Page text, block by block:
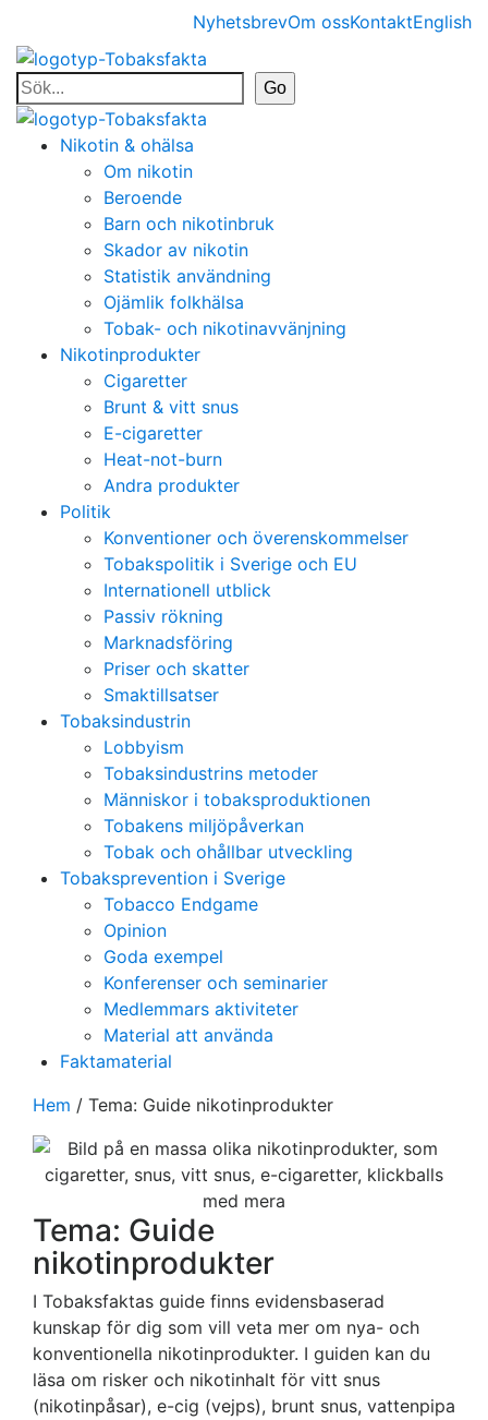
NyhetsbrevOm ossKontaktEnglish
Nikotin & ohälsa
Om nikotin
Beroende
Barn och nikotinbruk
Skador av nikotin
Statistik användning
Ojämlik folkhälsa
Tobak- och nikotinavvänjning
Nikotinprodukter
Cigaretter
Brunt & vitt snus
E-cigaretter
Heat-not-burn
Andra produkter
Politik
Konventioner och överenskommelser
Tobakspolitik i Sverige och EU
Internationell utblick
Passiv rökning
Marknadsföring
Priser och skatter
Smaktillsatser
Tobaksindustrin
Lobbyism
Tobaksindustrins metoder
Människor i tobaksproduktionen
Tobakens miljöpåverkan
Tobak och ohållbar utveckling
Tobaksprevention i Sverige
Tobacco Endgame
Opinion
Goda exempel
Konferenser och seminarier
Medlemmars aktiviteter
Material att använda
Faktamaterial
Hem / Tema: Guide nikotinprodukter
Tema: Guide
nikotinprodukter
I Tobaksfaktas guide finns evidensbaserad
kunskap för dig som vill veta mer om nya- och
konventionella nikotinprodukter. I guiden kan du
läsa om risker och nikotinhalt för vitt snus
(nikotinpåsar), e-cig (vejps), brunt snus, vattenpipa